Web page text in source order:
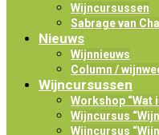
Wijncursussen
Sabrage van
Nieuws
Wijnnieuws
Column /
Wijncursussen
Workshop “Wat
Wijncursus
Wijncursus